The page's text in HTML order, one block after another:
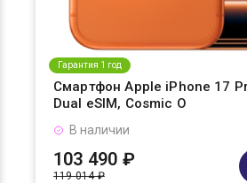
Гарантия 1 год
Смартфон Apple iPhone 17
Dual eSIM, Cosmic O
В наличии
103 490 ₽
119 014 ₽